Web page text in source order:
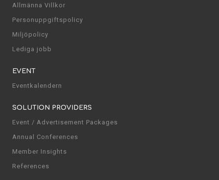
Allmänna Villkor
Personuppgiftspolicy
Miljöpolicy
Lediga jobb
EVENT
Eventkalendern
SOLUTION PROVIDERS
Event / Advertisement Packages
Annual Conferences
Member Insights
References